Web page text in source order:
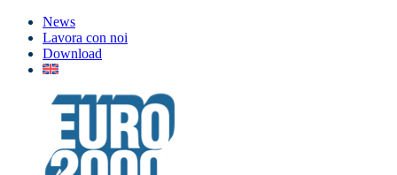
News
Lavora con noi
Download